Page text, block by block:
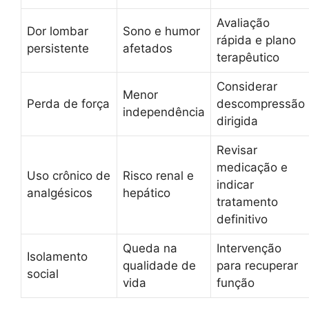
Dor lombar
persistente
Sono e humor
afetados
Avaliação
rápida e plano
terapêutico
Perda de força
Menor
independência
Considerar
descompressão
dirigida
Uso crônico de
analgésicos
Risco renal e
hepático
Revisar
medicação e
indicar
tratamento
definitivo
Isolamento
social
Queda na
qualidade de
vida
Intervenção
para recuperar
função